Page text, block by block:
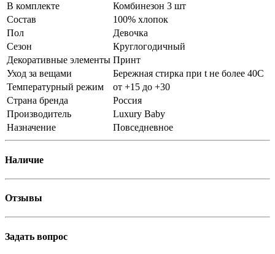
В комплекте
Комбинезон 3 шт
Состав
100% хлопок
Пол
Девочка
Сезон
Круглогодичный
Декоративные элементы Принт
Уход за вещами
Бережная стирка при t не более 40С
Температурный режим
от +15 до +30
Страна бренда
Россия
Производитель
Luxury Baby
Назначение
Повседневное
Наличие
Отзывы
Задать вопрос